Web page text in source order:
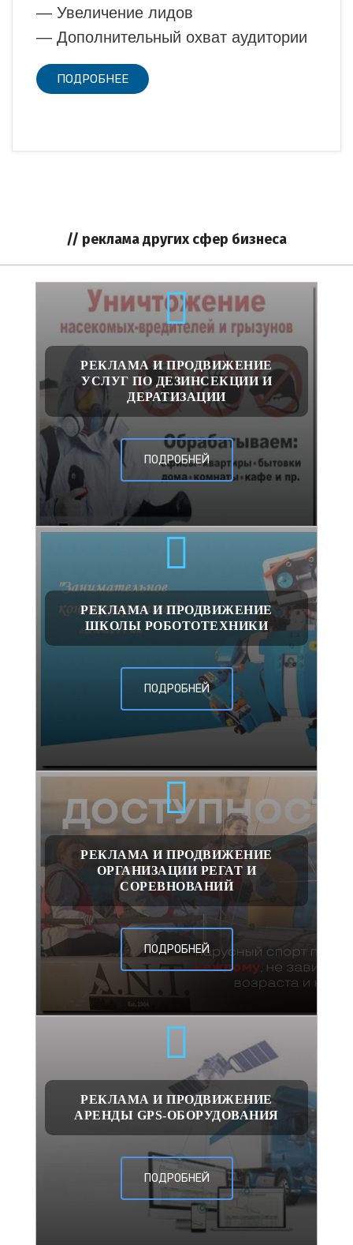
— Увеличение лидов
— Дополнительный охват аудитории
ПОДРОБНЕЕ
// реклама других сфер бизнеса
РЕКЛАМА И ПРОДВИЖЕНИЕ
УСЛУГ ПО ДЕЗИНСЕКЦИИ И
ДЕРАТИЗАЦИИ
ПОДРОБНЕЙ
РЕКЛАМА И ПРОДВИЖЕНИЕ
ШКОЛЫ РОБОТОТЕХНИКИ
ПОДРОБНЕЙ
РЕКЛАМА И ПРОДВИЖЕНИЕ
ОРГАНИЗАЦИИ РЕГАТ И
СОРЕВНОВАНИЙ
ПОДРОБНЕЙ
РЕКЛАМА И ПРОДВИЖЕНИЕ
АРЕНДЫ GPS-ОБОРУДОВАНИЯ
ПОДРОБНЕЙ